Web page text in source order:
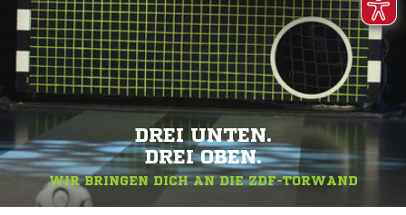
DREI UNTEN.
DREI OBEN.
WIR BRINGEN DICH AN DIE ZDF-TORWAND